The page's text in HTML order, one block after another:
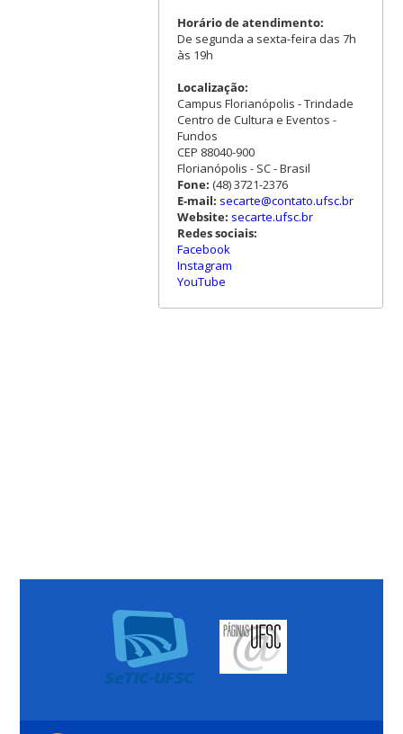
Horário de atendimento:
De segunda a sexta-feira das 7h
às 19h
Localização:
Campus Florianópolis - Trindade
Centro de Cultura e Eventos -
Fundos
CEP 88040-900
Florianópolis - SC - Brasil
Fone: (48) 3721-2376
E-mail: secarte@contato.ufsc.br
Website: secarte.ufsc.br
Redes sociais:
Facebook
Instagram
YouTube